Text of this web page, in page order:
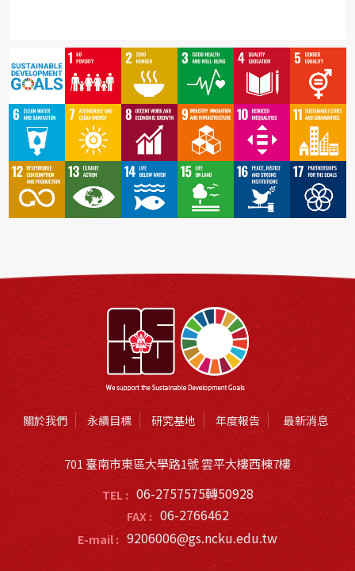
關於我們 永續目標 研究基地 年度報告 最新消息
701 臺南市東區大學路1號 雲平大樓西棟7樓
TEL : 06-2757575轉50928
FAX : 06-2766462
E-mail : 9206006@gs.ncku.edu.tw